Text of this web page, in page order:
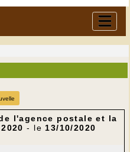
l'agence postale et la
- le13/10/2020